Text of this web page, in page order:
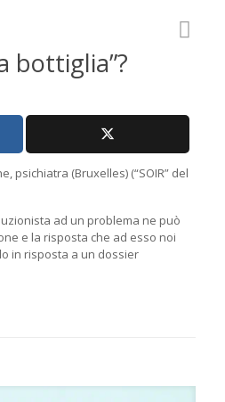
bottiglia”?
psichiatra (Bruxelles) (“SOIR” del
ad un problema ne può
e la risposta che ad esso noi
in risposta a un dossier